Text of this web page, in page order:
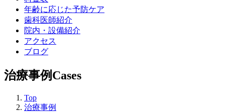
年齢に応じた予防ケア
歯科医師紹介
院内・設備紹介
アクセス
ブログ
治療事例Cases
Top
治療事例